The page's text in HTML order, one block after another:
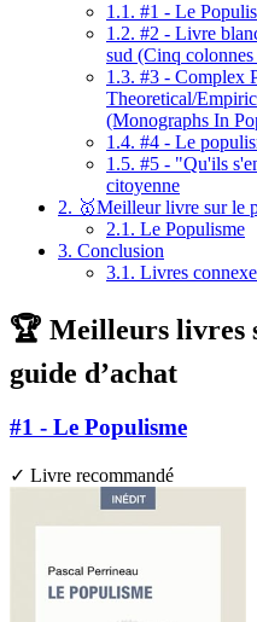
1.1. #1 - Le
1.2. #2 - Livre
sud (Cinq colonnes
1.3. #3 - Complex
Theoretical/
(Monographs In
1.4. #4 - Le
1.5. #5 - "Qu'ils
citoyenne
2. 🥇Meilleur livre sur le
2.1. Le Populisme
3. Conclusion
3.1. Livres
🏆 Meilleurs livres
guide d’achat
#1 - Le Populisme
✓ Livre recommandé